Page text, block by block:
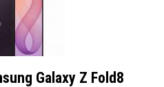
Galaxy Z Fold8